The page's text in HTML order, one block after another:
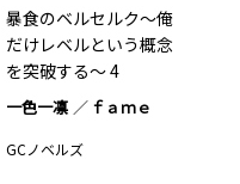
暴食のベルセルク～俺
だけレベルという概念
を突破する～ 4
一色一凛 ｆａｍｅ
GCノベルズ